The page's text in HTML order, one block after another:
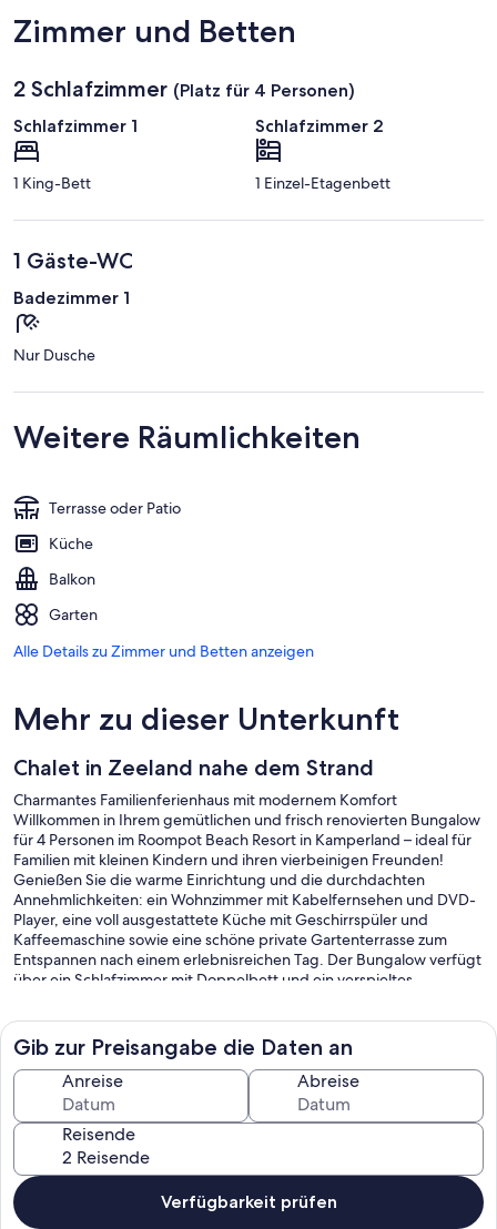
Roompot
Marina
Zimmer und Betten
2 Schlafzimmer (Platz für 4 Personen)
Schlafzimmer 1
1 King-Bett
Schlafzimmer 2
1 Einzel-Etagenbett
1 Gäste-WC
Badezimmer 1
Nur Dusche
Weitere Räumlichkeiten
Terrasse oder Patio
Küche
Balkon
Garten
Alle Details zu Zimmer und Betten anzeigen
Mehr zu dieser Unterkunft
Chalet in Zeeland nahe dem Strand
Charmantes Familienferienhaus mit modernem Komfort
Willkommen in Ihrem gemütlichen und frisch renovierten Bungalow
für 4 Personen im Roompot Beach Resort in Kamperland – ideal für
Familien mit kleinen Kindern und ihren vierbeinigen Freunden!
Genießen Sie die warme Einrichtung und die durchdachten
Annehmlichkeiten: ein Wohnzimmer mit Kabelfernsehen und DVD-
Player, eine voll ausgestattete Küche mit Geschirrspüler und
Kaffeemaschine sowie eine schöne private Gartenterrasse zum
Entspannen nach einem erlebnisreichen Tag. Der Bungalow verfügt
über ein Schlafzimmer mit Doppelbett und ein verspieltes
ganze Familie.
Erstklassige Lage in Zeeland – Abenteuer pur
Eingebettet in einen lebendigen Park mit vielfältigen
Freizeitmöglichkeiten, erreichen Sie die Sandstrände der
Oosterschelde und die Uferpromenade in wenigen Schritten.
Erkunden Sie die nahegelegenen Dünen, radeln Sie auf malerischen
Küstenwegen oder unternehmen Sie mit Ihrem angeleinten
Haustier einen Ausflug entlang der idyllischen Küste. Kinder
werden die zahlreichen Aktivitäten im Resort lieben, während
Gib zur Preisangabe die Daten an
Anreise Abreise
Reisende
Verfügbarkeit prüfen